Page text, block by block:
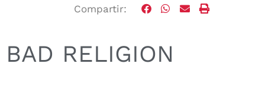
Compartir:
BAD RELIGION